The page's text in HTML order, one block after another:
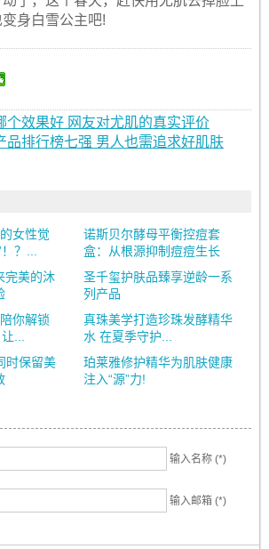
身白雪公主吧!
个效果好 网友对尤肌的真实评价
品排行榜七强 男人也需追求好肌肤
女性觉
？...
诺斯贝尔酵母平衡控痘套
盒：从根源抑制痘痘生长
完美的沐
圣千玺护肤品臻享逆龄一系
列产品
你解锁
...
真珠美学打造珍珠发酵精华
水 在夏季守护...
时保留美
珀莱雅修护精华为肌肤健康
注入“源”力!
输入名称 (*)
输入邮箱 (*)